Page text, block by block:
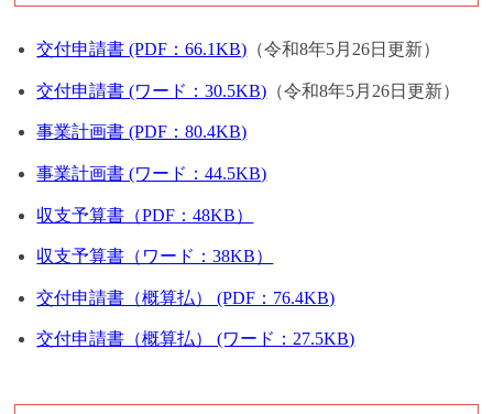
交付申請書 (PDF：66.1KB) （令和8年5月26日更新）
交付申請書 (ワード：30.5KB) （令和8年5月26日更新）
事業計画書 (PDF：80.4KB)
事業計画書 (ワード：44.5KB)
収支予算書（PDF：48KB）
収支予算書（ワード：38KB）
交付申請書（概算払） (PDF：76.4KB)
交付申請書（概算払） (ワード：27.5KB)